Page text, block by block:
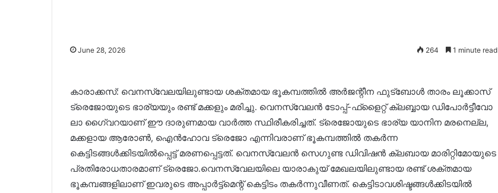
June 28, 2026 264 1 minute read
കാരാക്കസ്: വെനസ്വേലയിലുണ്ടായ ശക്തമായ ഭൂകമ്പത്തിൽ അർജന്റീന ഫുട്‌ബോൾ താരം ലൂക്കാസ്
ട്രെജോയുടെ ഭാര്യയും രണ്ട് മക്കളും മരിച്ചു. വെനസ്വേലൻ ടോപ്പ്-ഫ്‌ളൈറ്റ് ക്ലബ്ബായ ഡിപോർട്ടീവോ
ലാ ഗൈ്വറയാണ് ഈ ദാരുണമായ വാർത്ത സ്ഥിരീകരിച്ചത്. ട്രെജോയുടെ ഭാര്യ യാനിന മരനെല്ല,
മക്കളായ ആരോൺ, ഐൻഹോവ ട്രെജോ എന്നിവരാണ് ഭൂകമ്പത്തിൽ തകർന്ന
കെട്ടിടങ്ങൾക്കിടയിൽപ്പെട്ട് മരണപ്പെട്ടത്. വെനസ്വേലൻ സെഗുണ്ട ഡിവിഷൻ ക്ലബായ മാരിറ്റിമോയുടെ
പ്രതിരോധതാരമാണ് ട്രെജോ.വെനസ്വേലയിലെ യാരാകുയ് മേഖലയിലുണ്ടായ രണ്ട് ശക്തമായ
ഭൂകമ്പങ്ങളിലാണ് ഇവരുടെ അപ്പാർട്ട്‌മെന്റ് കെട്ടിടം തകർന്നുവീണത്. കെട്ടിടാവശിഷ്ടങ്ങൾക്കിടയിൽ